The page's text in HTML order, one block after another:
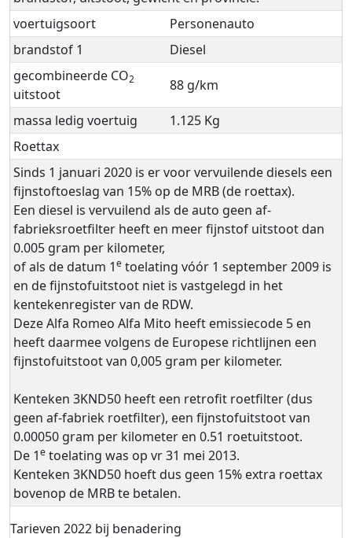
voertuigsoort
Personenauto
brandstof 1
Diesel
gecombineerde CO2
uitstoot
88 g/km
massa ledig voertuig
1.125 Kg
Roettax
Sinds 1 januari 2020 is er voor vervuilende diesels een
fijnstoftoeslag van 15% op de MRB (de roettax).
Een diesel is vervuilend als de auto geen af-
fabrieksroetfilter heeft en meer fijnstof uitstoot dan
0.005 gram per kilometer,
of als de datum 1e toelating vóór 1 september 2009 is
en de fijnstofuitstoot niet is vastgelegd in het
kentekenregister van de RDW.
Deze Alfa Romeo Alfa Mito heeft emissiecode 5 en
heeft daarmee volgens de Europese richtlijnen een
fijnstofuitstoot van 0,005 gram per kilometer.
Kenteken 3KND50 heeft een retrofit roetfilter (dus
geen af-fabriek roetfilter), een fijnstofuitstoot van
0.00050 gram per kilometer en 0.51 roetuitstoot.
De 1e toelating was op vr 31 mei 2013.
Kenteken 3KND50 hoeft dus geen 15% extra roettax
bovenop de MRB te betalen.
Tarieven 2022 bij benadering